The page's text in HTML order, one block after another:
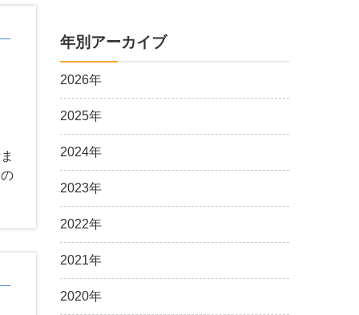
年別アーカイブ
2026年
2025年
2024年
2023年
2022年
2021年
2020年